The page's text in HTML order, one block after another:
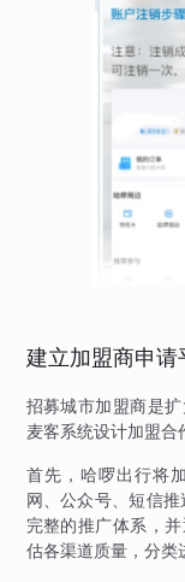
建立加盟商申
招募城市加盟商是
麦客系统设计加盟合
首先，哈啰出行将
网、公众号、短信
完整的推广体系，
估各渠道质量，分类